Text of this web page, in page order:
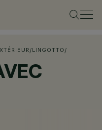
/LINGOTTO /